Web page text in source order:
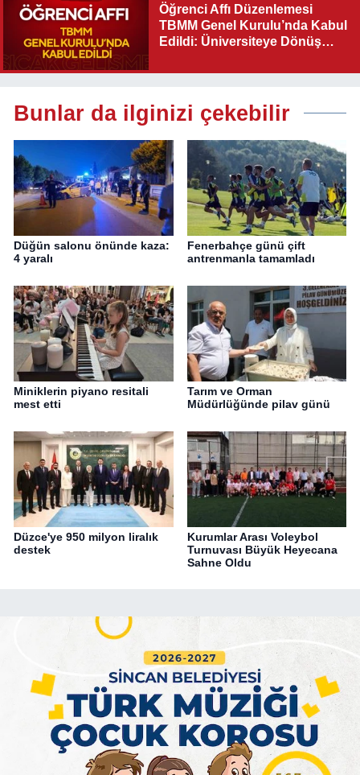
Öğrenci Affı Düzenlemesi
TBMM Genel Kurulu’nda Kabul
Edildi: Üniversiteye Dönüş
Bunlar da ilginizi çekebilir
Düğün salonu önünde kaza:
4 yaralı
Fenerbahçe günü çift
antrenmanla tamamladı
Miniklerin piyano resitali
mest etti
Tarım ve Orman
Müdürlüğünde pilav günü
Düzce'ye 950 milyon liralık
destek
Kurumlar Arası Voleybol
Turnuvası Büyük Heyecana
Sahne Oldu